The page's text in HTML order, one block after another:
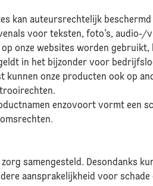
kan auteursrechtelijk
voor teksten, foto’s, audio-/
onze websites worden
in het bijzonder voor
onze producten ook op
enzovoort vormt een
samengesteld. Desondanks
aansprakelijkheid voor